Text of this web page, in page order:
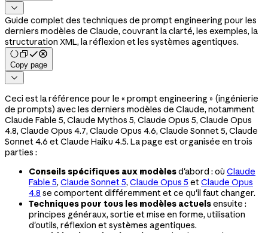

Guide complet des techniques de prompt engineering pour les
derniers modèles de Claude, couvrant la clarté, les exemples, la
structuration XML, la réflexion et les systèmes agentiques.
Copy page

Ceci est la référence pour le « prompt engineering » (ingénierie
de prompts) avec les derniers modèles de Claude, notamment
Claude Fable 5, Claude Mythos 5, Claude Opus 5, Claude Opus
4.8, Claude Opus 4.7, Claude Opus 4.6, Claude Sonnet 5, Claude
Sonnet 4.6 et Claude Haiku 4.5. La page est organisée en trois
parties :
Conseils spécifiques aux modèlesd'abord : où Claude
Fable 5, Claude Sonnet 5, Claude Opus 5 etClaude Opus
4.8 se comportent différemment et ce qu'il faut changer.
Techniques pour tous les modèles actuelsensuite :
principes généraux, sortie et mise en forme, utilisation
d'outils, réflexion et systèmes agentiques.